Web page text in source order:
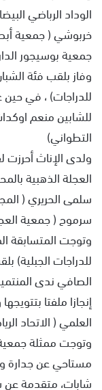
الوداد الرباضي
خربوشي ( جمعية
جمعية بوسيجور
للدراجات) ، في حين
للشابين منعم
التطواني)
ولدى الإناث
العجلة الذهبية
سلمى الحريري (
سرموح ( جمعية
وتوجت المتسابقة
الصافي ندى
إنجازا ملفتا
العلمي ( الاتحاد
وتوجت ممثلة
مستاحي عن جدارة
شابات، متقدمة عن